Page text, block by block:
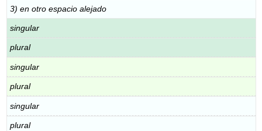
3) en otro espacio alejado
singular
plural
singular
plural
singular
plural